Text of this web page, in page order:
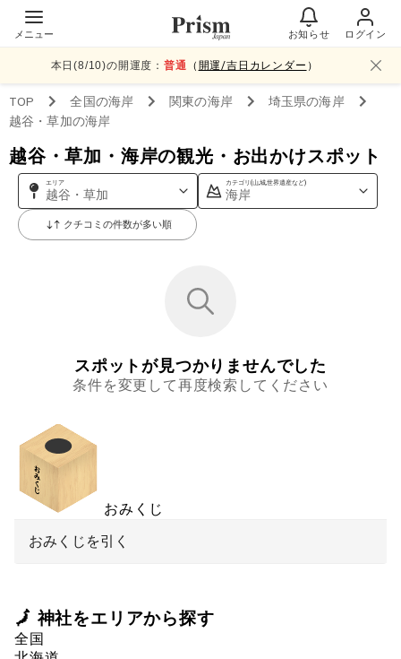
メニュー お知らせ ログイン
本日(8/10)の開運度：普通 （ 開運/吉日カレンダー ）
TOP 全国の海岸 関東の海岸 埼玉県の海岸
越谷・草加の海岸
越谷・草加・海岸の観光・お出かけスポット
エリア
越谷・草加
カテゴリ(山,城,世界遺産など)
海岸
クチコミの件数が多い順
スポットが見つかりませんでした
条件を変更して再度検索してください
おみくじ
おみくじを引く
🗾 神社をエリアから探す
全国